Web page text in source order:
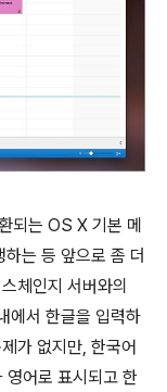
되는 OS X 기본 메
는 등 앞으로 좀 더
체인지 서버와의
에서 한글을 입력하
가 없지만, 한국어
영어로 표시되고 한